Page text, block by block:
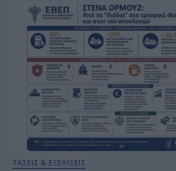
Πρωθυπουργού στη ΔΕΘ. Στο
συνάντησης βρέθηκε ο
Επιχειρηματικότητας» του
δέσμη δέκα βασικών
μικρομεσαίων […]
ΤΑΣΕΙΣ & ΕΞΕΛΙΞΕΙΣ